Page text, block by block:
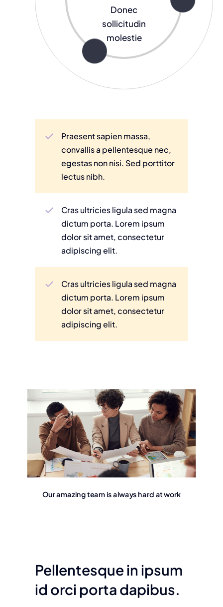
Donec
sollicitudin
molestie
Praesent sapien massa,
convallis a pellentesque nec,
egestas non nisi. Sed porttitor
lectus nibh.
Cras ultricies ligula sed magna
dictum porta. Lorem ipsum
dolor sit amet, consectetur
adipiscing elit.
Cras ultricies ligula sed magna
dictum porta. Lorem ipsum
dolor sit amet, consectetur
adipiscing elit.
Our amazing team is always hard at work
Pellentesque in ipsum
id orci porta dapibus.